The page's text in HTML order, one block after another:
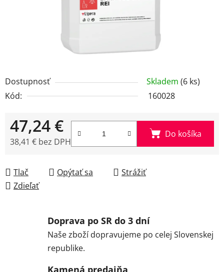
Dostupnosť Skladem (6 ks)
Kód:
160028
47,24 €
38,41 € bez DPH
Do košíka
Tlač Opýtať sa
Strážiť
Zdieľať
Doprava po SR do 3 dní
Naše zboží dopravujeme po celej Slovenskej
republike.
Kamená predajňa